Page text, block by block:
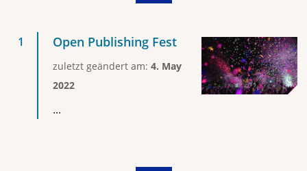
Open Publishing Fest
zuletzt geändert am: 4. May
2022
...